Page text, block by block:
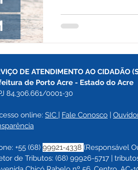
DE ATENDIMENTO AO CIDADÃO
de Porto Acre - Estado do Acre
84.306.661/0001-30
online: SIC | Fale Conosco |
+55 (68) 99921-4338 (Responsável
de Tributos: (68) 99926-5717 |